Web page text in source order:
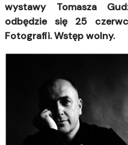
wystawy Tomasza
odbędzie się 25
Fotografii. Wstęp wolny.